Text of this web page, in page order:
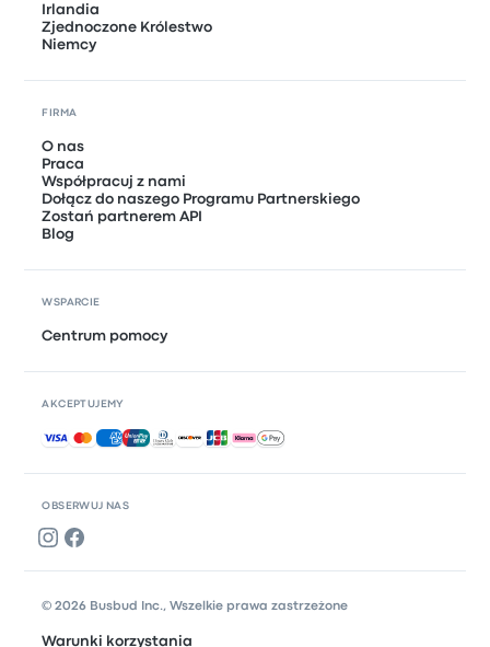
OBSERWUJ NAS
Irlandia
Zjednoczone Królestwo
Niemcy
FIRMA
O nas
Praca
Współpracuj z nami
Dołącz do naszego Programu Partnerskiego
Zostań partnerem API
Blog
WSPARCIE
Centrum pomocy
AKCEPTUJEMY
Akceptowane płatności
© 2026 Busbud Inc., Wszelkie prawa zastrzeżone
Warunki korzystania